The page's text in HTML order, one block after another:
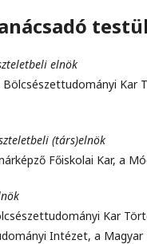
elnök
Bölcsészettudományi
(társ)elnök
Főiskolai Kar, a
Kar
Intézet, a